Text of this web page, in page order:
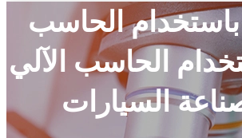
باستخدام الحاسب
الحاسب الآلي
السيارات